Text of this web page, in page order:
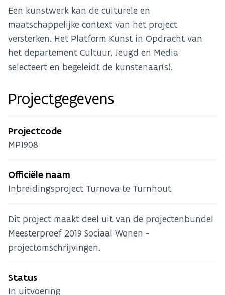
Een kunstwerk kan de culturele en
maatschappelijke context van het project
versterken. Het Platform Kunst in Opdracht van
het departement Cultuur, Jeugd en Media
selecteert en begeleidt de kunstenaar(s).
Projectgegevens
Projectcode
MP1908
Officiële naam
Inbreidingsproject Turnova te Turnhout
Dit project maakt deel uit van de projectenbundel
Meesterproef 2019 Sociaal Wonen -
projectomschrijvingen.
Status
In uitvoering